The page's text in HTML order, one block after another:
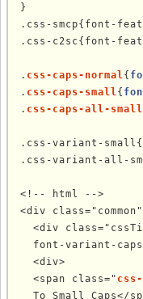
}
.css-smcp{font-
.css-c2sc{font-
. css-caps-normal {
. css-caps-small {
. css-caps-all-small
.css-variant-
.css-variant-all-
<!-- html -->
<div
<div
font-variant-
  <div>
  <span class="
To Small Caps</